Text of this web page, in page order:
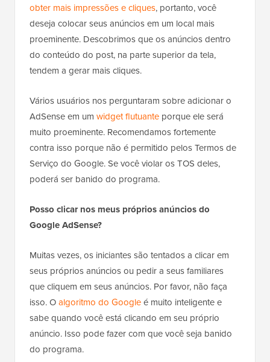
obter mais impressões e cliques, portanto, você
deseja colocar seus anúncios em um local mais
proeminente. Descobrimos que os anúncios dentro
do conteúdo do post, na parte superior da tela,
tendem a gerar mais cliques.
Vários usuários nos perguntaram sobre adicionar o
AdSense em um widget flutuante porque ele será
muito proeminente. Recomendamos fortemente
contra isso porque não é permitido pelos Termos de
Serviço do Google. Se você violar os TOS deles,
poderá ser banido do programa.
Posso clicar nos meus próprios anúncios do
Google AdSense?
Muitas vezes, os iniciantes são tentados a clicar em
seus próprios anúncios ou pedir a seus familiares
que cliquem em seus anúncios. Por favor, não faça
isso. Oalgoritmo do Googleé muito inteligente e
sabe quando você está clicando em seu próprio
anúncio. Isso pode fazer com que você seja banido
do programa.